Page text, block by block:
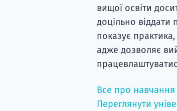
вищої освіти
доцільно
показує
адже дозволяє
Все про
Переглянути